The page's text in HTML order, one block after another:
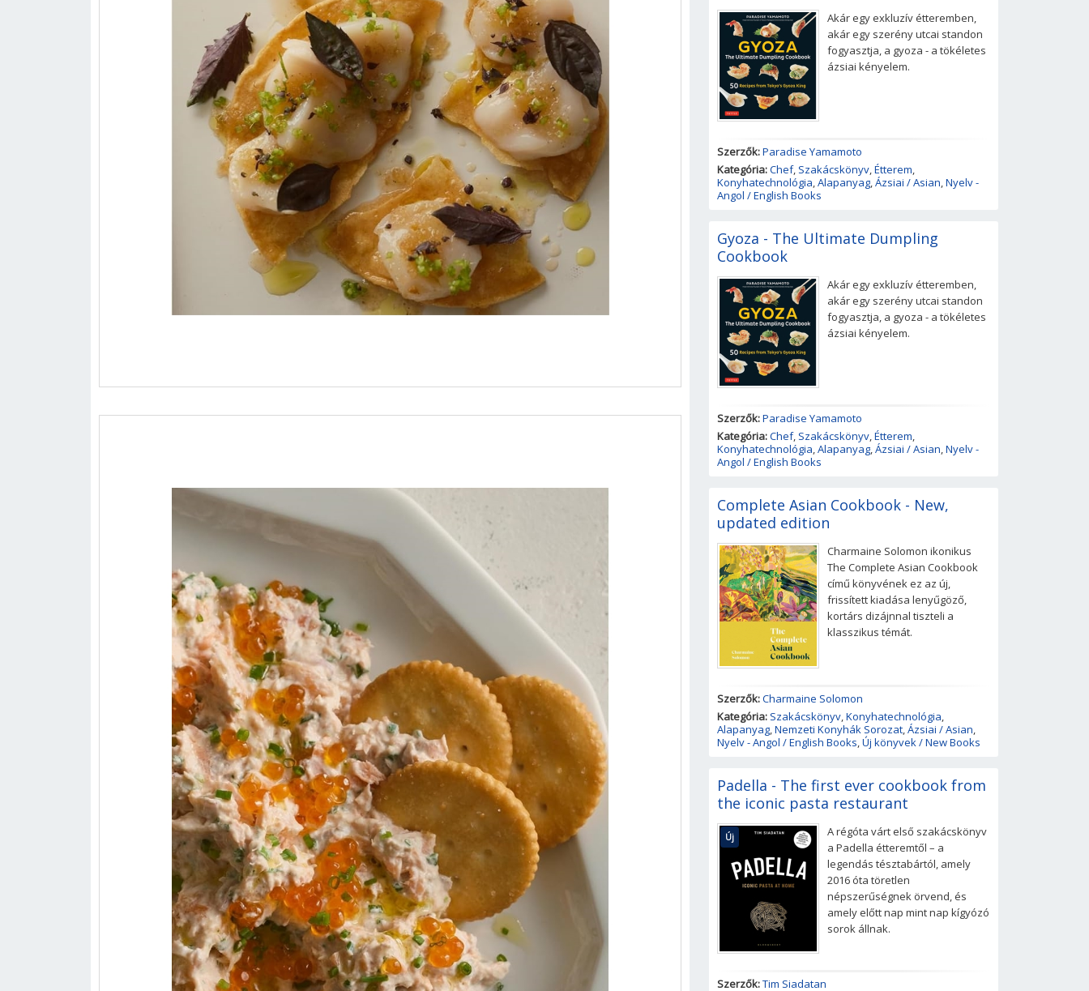
Akár egy exkluzív étteremben,
akár egy szerény utcai standon
fogyasztja, a gyoza - a tökéletes
ázsiai kényelem.
Szerzők:Paradise Yamamoto
Kategória:Chef, Szakácskönyv,Étterem,
Konyhatechnológia,Alapanyag,Ázsiai / Asian,Nyelv -
Angol / English Books
Gyoza - The Ultimate Dumpling
Cookbook
Akár egy exkluzív étteremben,
akár egy szerény utcai standon
fogyasztja, a gyoza - a tökéletes
ázsiai kényelem.
Szerzők:Paradise Yamamoto
Kategória:Chef, Szakácskönyv,Étterem,
Konyhatechnológia,Alapanyag,Ázsiai / Asian,Nyelv -
Angol / English Books
Complete Asian Cookbook - New,
updated edition
Charmaine Solomon ikonikus
The Complete Asian Cookbook
című könyvének ez az új,
frissített kiadása lenyűgöző,
kortárs dizájnnal tiszteli a
klasszikus témát.
Szerzők:Charmaine Solomon
Kategória: Szakácskönyv,Konyhatechnológia,
Alapanyag,Nemzeti Konyhák Sorozat,Ázsiai / Asian,
Nyelv - Angol / English Books,Új könyvek / New Books
Padella - The first ever cookbook from
the iconic pasta restaurant
Új
A régóta várt első szakácskönyv
a Padella étteremtől – a
legendás tésztabártól, amely
2016 óta töretlen
népszerűségnek örvend, és
amely előtt nap mint nap kígyózó
sorok állnak.
Szerzők:Tim Siadatan